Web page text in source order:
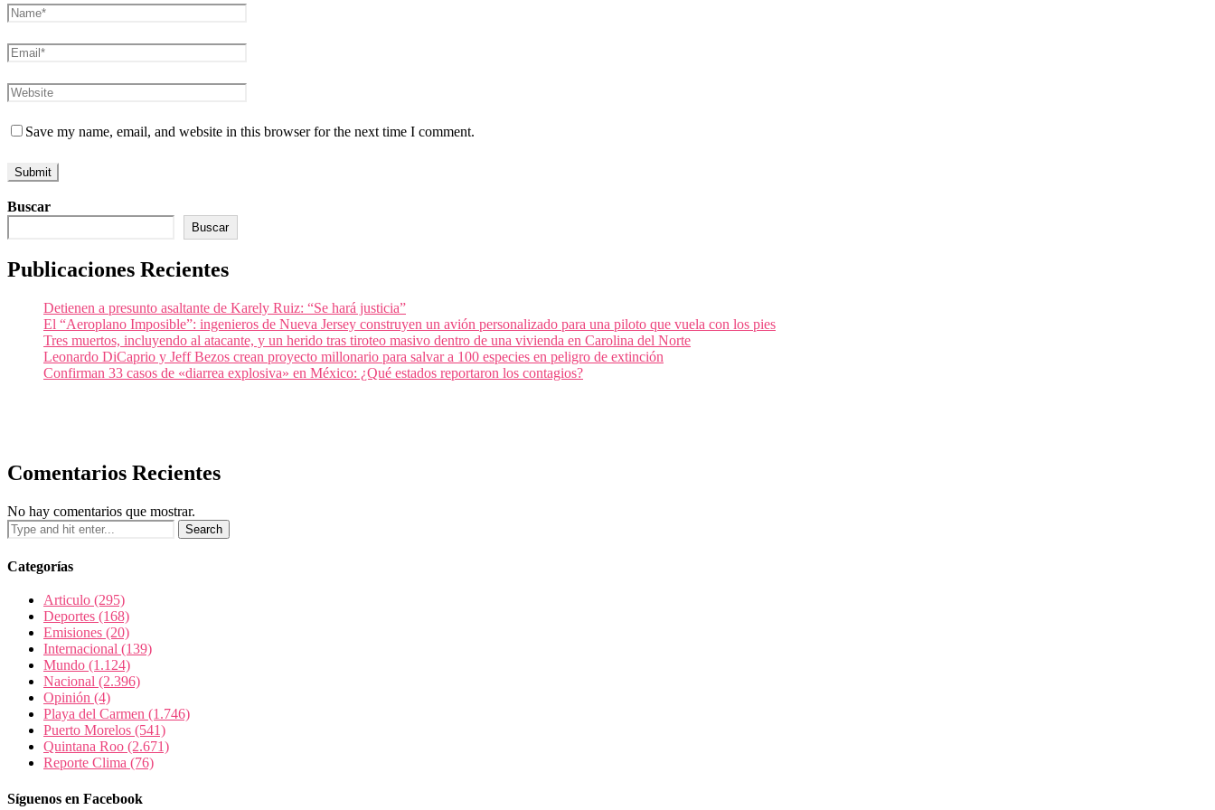
Save my name, email, and website in this browser for the next time I comment.
Buscar
Buscar
Publicaciones Recientes
Detienen a presunto asaltante de Karely Ruiz: “Se hará justicia”
El “Aeroplano Imposible”: ingenieros de Nueva Jersey construyen un avión personalizado para una piloto que vuela con los pies
Tres muertos, incluyendo al atacante, y un herido tras tiroteo masivo dentro de una vivienda en Carolina del Norte
Leonardo DiCaprio y Jeff Bezos crean proyecto millonario para salvar a 100 especies en peligro de extinción
Confirman 33 casos de «diarrea explosiva» en México: ¿Qué estados reportaron los contagios?
Comentarios Recientes
No hay comentarios que mostrar.
Categorías
Articulo (295)
Deportes (168)
Emisiones (20)
Internacional (139)
Mundo (1.124)
Nacional (2.396)
Opinión (4)
Playa del Carmen (1.746)
Puerto Morelos (541)
Quintana Roo (2.671)
Reporte Clima (76)
Síguenos en Facebook